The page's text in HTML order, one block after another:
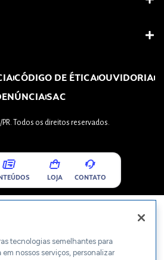
CÓDIGO DE ÉTICAOUVIDORIA
SAC
Todos os direitos reservados.
LOJA CONTATO
tecnologias semelhantes para
nossos serviços, personalizar